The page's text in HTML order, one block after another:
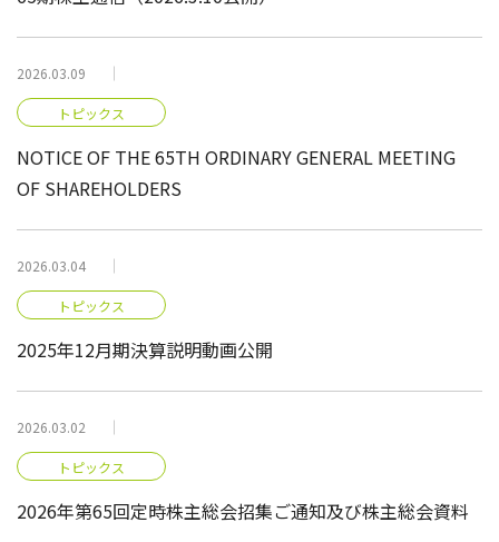
2026.03.09
トピックス
NOTICE OF THE 65TH ORDINARY GENERAL MEETING
OF SHAREHOLDERS
2026.03.04
トピックス
2025年12月期決算説明動画公開
2026.03.02
トピックス
2026年第65回定時株主総会招集ご通知及び株主総会資料